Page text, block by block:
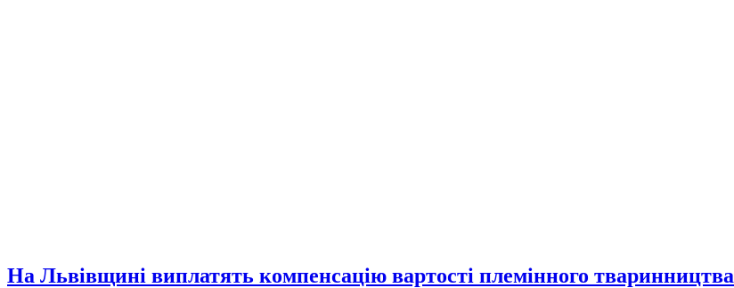
На Львівщині виплатять компенсацію вартості племінного тваринництва